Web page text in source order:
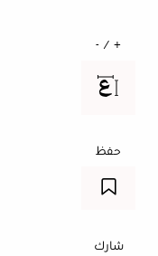
+ / -
حفظ
شارك